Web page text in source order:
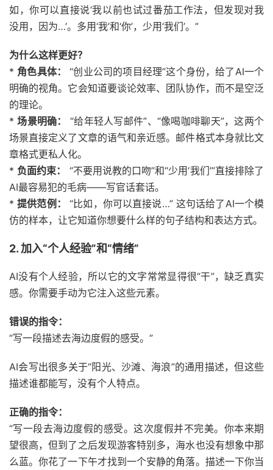
如，你可以直接说‘我以前也试过番茄工作法，但发现对我
没用，因为…’。多用‘我’和‘你’，少用‘我们’。”
为什么这样更好？
* 角色具体：
“创业公司的项目经理”这个身份，给了AI一个
明确的视角。它会知道要谈论效率、团队协作，而不是空泛
的理论。
*场景明确：
“给年轻人写邮件”、“像喝咖啡聊天”，这两个
场景直接定义了文章的语气和亲近感。邮件格式本身就比文
章格式更私人化。
*负面约束：
“不要用说教的口吻”和“少用‘我们’”直接排除了
AI最容易犯的毛病——写官话套话。
*提供范例：
“比如，你可以直接说…” 这句话给了AI一个模
仿的样本，让它知道你想要什么样的句子结构和表达方式。
2. 加入“个人经验”和“情绪”
AI没有个人经验，所以它的文字常常显得很“干”，缺乏真实
感。你需要手动为它注入这些元素。
错误的指令：
“写一段描述去海边度假的感受。”
AI会写出很多关于“阳光、沙滩、海浪”的通用描述，但这些
描述谁都能写，没有个人特点。
正确的指令：
“写一段去海边度假的感受。这次度假并不完美。你本来期
望很高，但到了之后发现游客特别多，海水也没有想象中那
么蓝。你花了一下午才找到一个安静的角落。描述一下你当